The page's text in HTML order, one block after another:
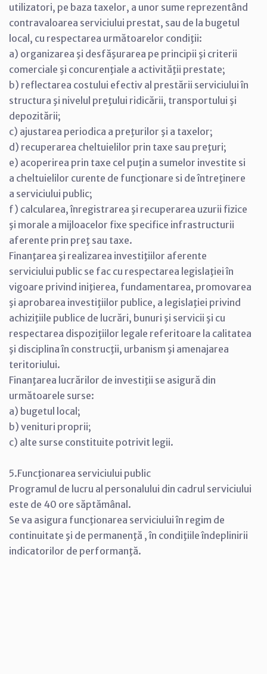
utilizatori, pe baza taxelor, a unor sume reprezentând
contravaloarea serviciului prestat, sau de la bugetul
local, cu respectarea următoarelor condiţii:
a) organizarea şi desfăşurarea pe principii şi criterii
comerciale şi concurenţiale a activităţii prestate;
b) reflectarea costului efectiv al prestării serviciului în
structura şi nivelul preţului ridicării, transportului şi
depozitării;
c) ajustarea periodica a preţurilor şi a taxelor;
d) recuperarea cheltuielilor prin taxe sau preţuri;
e) acoperirea prin taxe cel puţin a sumelor investite si
a cheltuielilor curente de funcţionare si de întreţinere
a serviciului public;
f) calcularea, înregistrarea şi recuperarea uzurii fizice
şi morale a mijloacelor fixe specifice infrastructurii
aferente prin preţ sau taxe.
Finanţarea şi realizarea investiţiilor aferente
serviciului public se fac cu respectarea legislaţiei în
vigoare privind iniţierea, fundamentarea, promovarea
şi aprobarea investiţiilor publice, a legislaţiei privind
achiziţiile publice de lucrări, bunuri şi servicii şi cu
respectarea dispoziţiilor legale referitoare la calitatea
şi disciplina în construcţii, urbanism şi amenajarea
teritoriului.
Finanţarea lucrărilor de investiţii se asigură din
următoarele surse:
a) bugetul local;
b) venituri proprii;
c) alte surse constituite potrivit legii.
5.Funcţionarea serviciului public
Programul de lucru al personalului din cadrul serviciului
este de 40 ore săptămânal.
Se va asigura funcţionarea serviciului în regim de
continuitate şi de permanenţă , în condiţiile îndeplinirii
indicatorilor de performanţă.